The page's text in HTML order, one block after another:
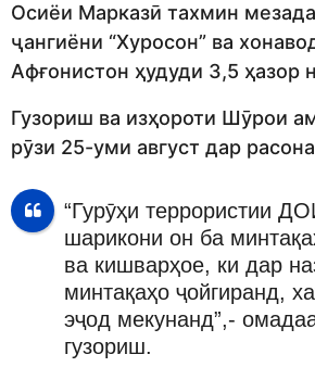
Осиёи Марказӣ тахмин
ҷангиёни “Хуросон” ва
Афғонистон ҳудуди 3,5 ҳазор
Гузориш ва изҳороти Шӯрои
рӯзи 25-уми август дар
“Гурӯҳи террористии
шарикони он ба
ва кишварҳое, ки дар
минтақаҳо ҷойгиранд,
эҷод мекунанд”,-
гузориш.